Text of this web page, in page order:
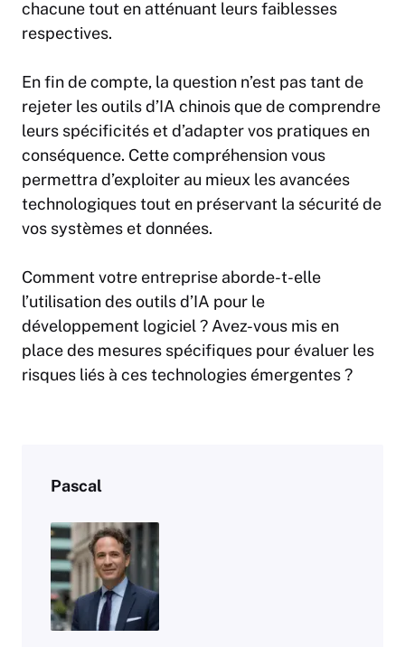
chacune tout en atténuant leurs faiblesses
respectives.
En fin de compte, la question n’est pas tant de
rejeter les outils d’IA chinois que de comprendre
leurs spécificités et d’adapter vos pratiques en
conséquence. Cette compréhension vous
permettra d’exploiter au mieux les avancées
technologiques tout en préservant la sécurité de
vos systèmes et données.
Comment votre entreprise aborde-t-elle
l’utilisation des outils d’IA pour le
développement logiciel ? Avez-vous mis en
place des mesures spécifiques pour évaluer les
risques liés à ces technologies émergentes ?
Pascal